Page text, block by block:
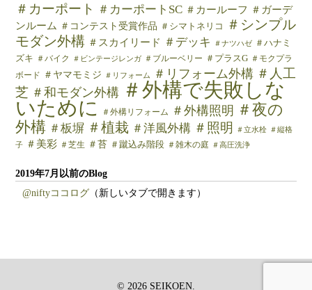
＃カーポート ＃カーポートSC ＃カールーフ ＃ガーデ
ンルーム ＃コンテスト受賞作品 ＃シマトネリコ
＃シンプル
モダン外構 ＃スカイリード ＃デッキ ＃ナツハゼ
＃ハナミ
ズキ ＃バイク ＃ビンテージレンガ ＃ブルーベリー ＃プラスG ＃モクプラ
ボード ＃ヤマモミジ ＃リフォーム ＃リフォーム外構 ＃人工
芝 ＃和モダン外構 ＃外構で失敗しな
いために
＃外構リフォーム ＃外構照明 ＃夜の
外構 ＃板塀 ＃植栽 ＃洋風外構 ＃照明 ＃立水栓 ＃縦格
子
＃美彩 ＃芝生 ＃苔 ＃蹴込み階段 ＃雑木の庭 ＃高圧洗浄
2019年7月以前のBlog
@niftyココログ （新しいタブで開きます）
© 2026 SEIKOEN.